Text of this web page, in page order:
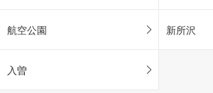
航空公園 新所沢
入曽